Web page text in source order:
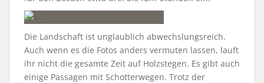
Die Landschaft ist unglaublich abwechslungsreich.
Auch wenn es die Fotos anders vermuten lassen, lauft
ihr nicht die gesamte Zeit auf Holzstegen. Es gibt auch
einige Passagen mit Schotterwegen. Trotz der